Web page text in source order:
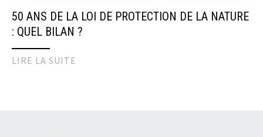
50 ANS DE LA LOI DE PROTECTION DE LA NATURE
: QUEL BILAN ?
LIRE LA SUITE